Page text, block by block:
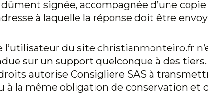
signée, accompagnée d’une
à laquelle la réponse doit être
l’utilisateur du site christianmonteiro.fr
sur un support quelconque à des
autorise Consigliere SAS à
à la même obligation de conservation et